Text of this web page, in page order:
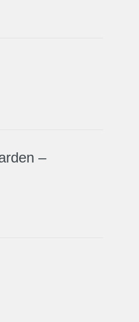
–